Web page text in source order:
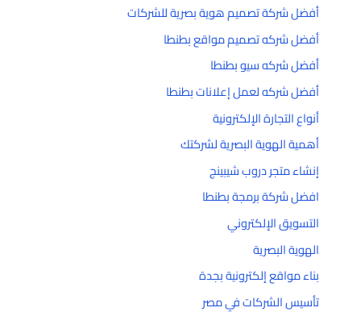
أفضل شركة تصميم هوية بصرية للشركات
أفضل شركه تصميم مواقع بطنطا
أفضل شركه سيو بطنطا
أفضل شركه لعمل إعلانات بطنطا
أنواع التجارة الإلكترونية
أهمية الهوية البصرية لشركتك
إنشاء متجر دروب شيبينج
افضل شركة برمجة بطنطا
التسويق الإلكتروني
الهوية البصرية
بناء مواقع إلكترونية بجدة
تأسيس الشركات في مصر